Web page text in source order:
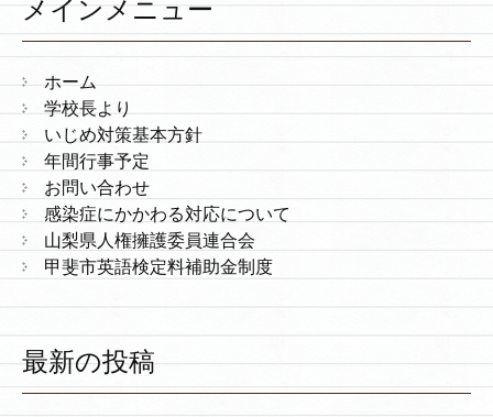
メインメニュー
ホーム
学校長より
いじめ対策基本方針
年間行事予定
お問い合わせ
感染症にかかわる対応について
山梨県人権擁護委員連合会
甲斐市英語検定料補助金制度
最新の投稿